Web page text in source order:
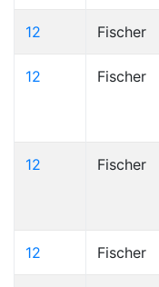
12 Fischer
12 Fischer
12 Fischer
12 Fischer